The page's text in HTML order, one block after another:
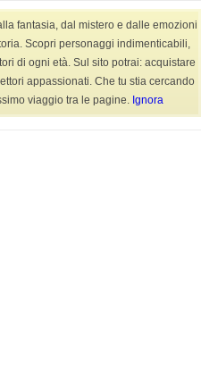
fantasia, dal mistero e dalle emozioni
Scopri personaggi indimenticabili,
di ogni età. Sul sito potrai: acquistare
appassionati. Che tu stia cercando
viaggio tra le pagine. Ignora
LIBRI
/ BLOG / letture bambini